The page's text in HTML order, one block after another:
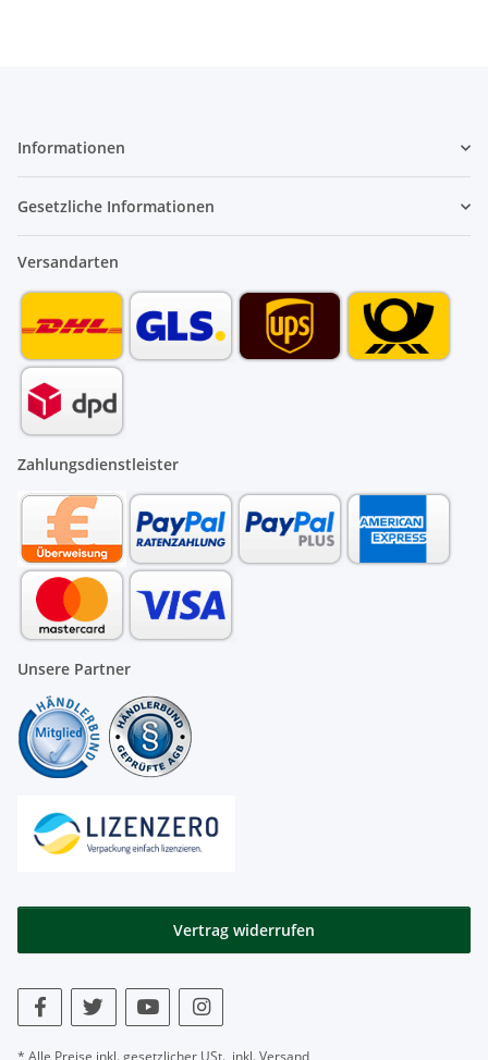
Informationen
Gesetzliche Informationen
Versandarten
Zahlungsdienstleister
Unsere Partner
Vertrag widerrufen
* Alle Preise inkl. gesetzlicher USt., inkl. Versand